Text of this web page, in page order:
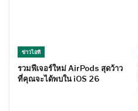
ข่าวไอที
รวมฟีเจอร์ใหม่ AirPods สุดว้าว
ที่คุณจะได้พบใน iOS 26